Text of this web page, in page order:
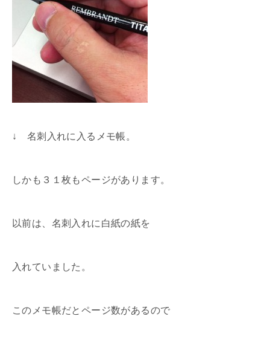
↓ 名刺入れに入るメモ帳。
しかも３１枚もページがあります。
以前は、名刺入れに白紙の紙を
入れていました。
このメモ帳だとページ数があるので